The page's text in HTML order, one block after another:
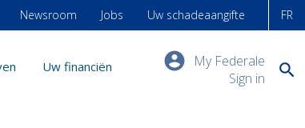
FR
My Federale
Sign in
Uw financiën
Newsroom Jobs Uw schadeaangifte